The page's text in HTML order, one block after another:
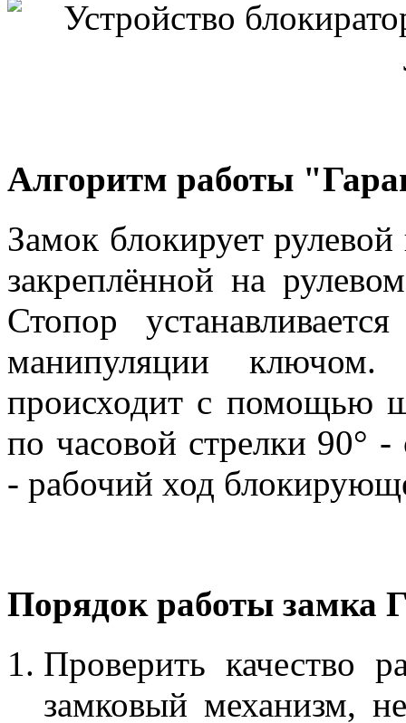
Алгоритм работы
Замок блокирует
закреплённой на
Стопор
манипуляции
происходит с помощью
по часовой стрелки 90°
- рабочий ход
Порядок работы замка
Проверить качество
замковый механизм,